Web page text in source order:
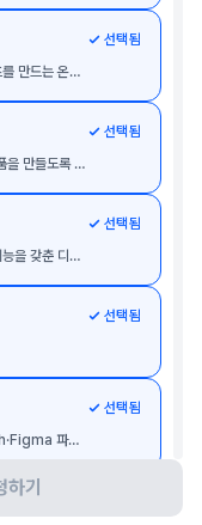
전문 지식 없이도 전문가 수준 시각 콘텐츠를 만드는 온라인 그래픽 디자인 플랫폼
선택됨
디자이너와 개발자가 협업하여 뛰어난 제품을 만들도록 지원합니다
선택됨
전문적인 이미지 편집, 합성, 디자인, AI 기능을 갖춘 디지털 편집 툴
선택됨
선택됨
디자인 버전 관리 및 협업 플랫폼 (Sketch·Figma 파일 관리, 협업, 기록 추적)
선택됨
기
서관리
영업·
이커머스 웹사이트
교육관리
문의하기
벌비즈센터 업무동 4